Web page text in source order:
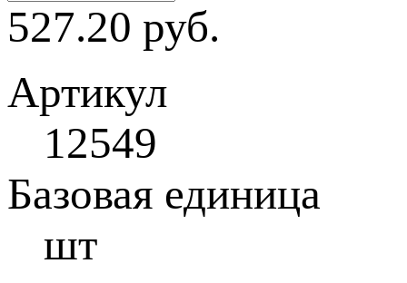
527.20 руб.
Артикул
12549
Базовая единица
шт